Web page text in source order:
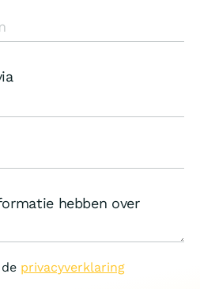
hebben over
privacyverklaring